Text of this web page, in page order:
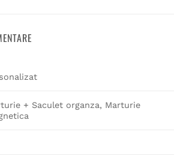
+ Saculet organza, Marturie